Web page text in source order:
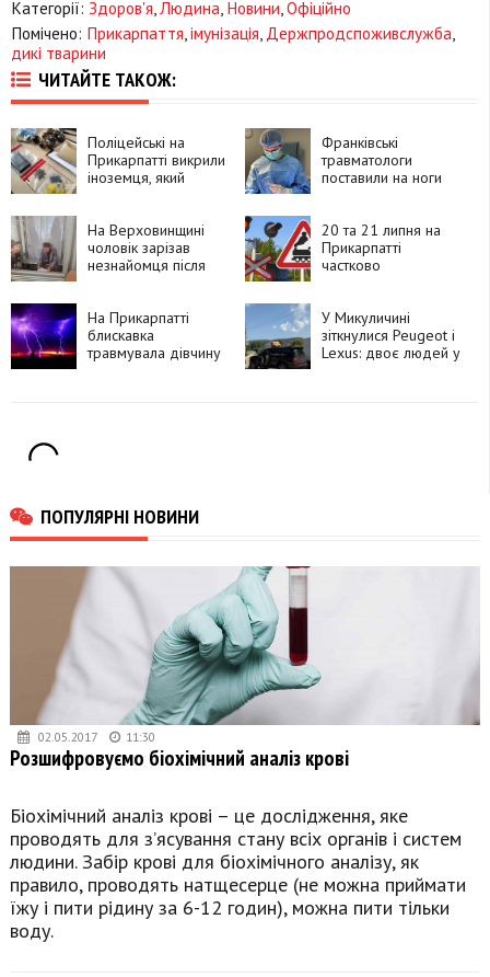
Категорії: Здоров'я Людина Новини Офіційно
Помічено: Прикарпаття імунізація Держпродспоживслужба
дикі тварини
ЧИТАЙТЕ ТАКОЖ:
Поліцейські на
Прикарпатті викрили
іноземця, який
Telegram і збував їх
покупцям
Франківські
травматологи
поставили на ноги
операції
На Верховинщині
чоловік зарізав
незнайомця після
намагався видати
вбивство за
самогубство
20 та 21 липня на
Прикарпатті
частково
залізничні переїзди
На Прикарпатті
блискавка
травмувала дівчину
У Микуличині
зіткнулися Peugeot і
Lexus: двоє людей у
ПОПУЛЯРНІ НОВИНИ
02.05.2017 11:30
Розшифровуємо біохімічний аналіз крові
Біохімічний аналіз крові – це дослідження, яке
проводять для з’ясування стану всіх органів і систем
людини. Забір крові для біохімічного аналізу, як
правило, проводять натщесерце (не можна приймати
їжу і пити рідину за 6-12 годин), можна пити тільки
воду.